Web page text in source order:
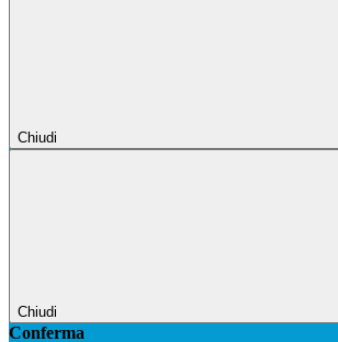
Chiudi
Chiudi
Conferma